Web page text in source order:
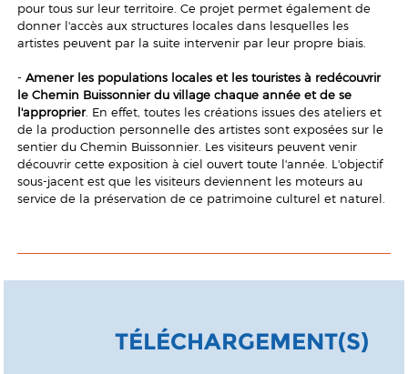
pour tous sur leur territoire. Ce projet permet également de
donner l'accès aux structures locales dans lesquelles les
artistes peuvent par la suite intervenir par leur propre biais.
- Amener les populations locales et les touristes à redécouvrir
le Chemin Buissonnier du village chaque année et de se
l'approprier. En effet, toutes les créations issues des ateliers et
de la production personnelle des artistes sont exposées sur le
sentier du Chemin Buissonnier. Les visiteurs peuvent venir
découvrir cette exposition à ciel ouvert toute l'année. L'objectif
sous-jacent est que les visiteurs deviennent les moteurs au
service de la préservation de ce patrimoine culturel et naturel.
TÉLÉCHARGEMENT(S)